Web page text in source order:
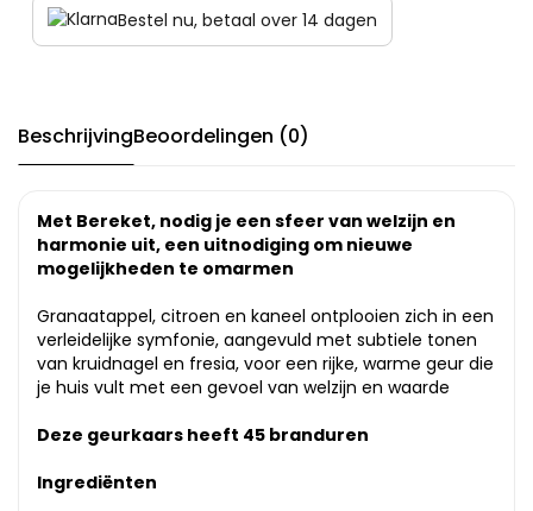
Bestel nu, betaal over 14 dagen
BeschrijvingBeoordelingen (0)
Met Bereket, nodig je een sfeer van welzijn en
harmonie uit, een uitnodiging om nieuwe
mogelijkheden te omarmen
Granaatappel, citroen en kaneel ontplooien zich in een
verleidelijke symfonie, aangevuld met subtiele tonen
van kruidnagel en fresia, voor een rijke, warme geur die
je huis vult met een gevoel van welzijn en waarde
Deze geurkaars heeft 45 branduren
Ingrediënten